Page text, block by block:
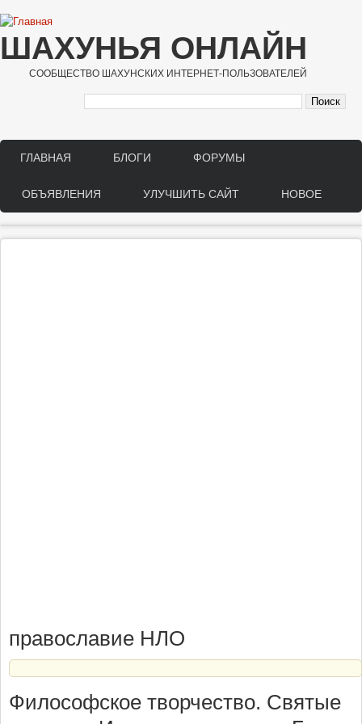
Перейти к основному содержанию
ШАХУНЬЯ ОНЛАЙН
СООБЩЕСТВО ШАХУНСКИХ ИНТЕРНЕТ-ПОЛЬЗОВАТЕЛЕЙ
Main menu
ГЛАВНАЯ БЛОГИ ФОРУМЫ
ОБЪЯВЛЕНИЯ УЛУЧШИТЬ САЙТ НОВОЕ
православие НЛО
Философское творчество. Святые